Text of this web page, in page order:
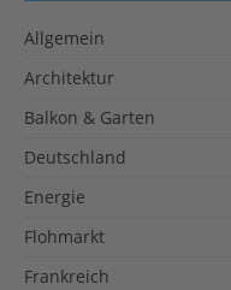
Allgemein
Architektur
Balkon & Garten
Deutschland
Energie
Flohmarkt
Frankreich